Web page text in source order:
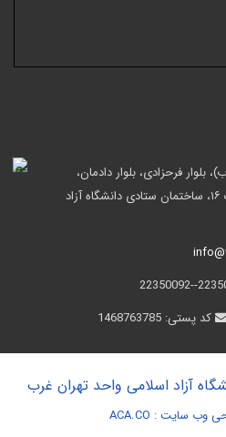
فرحزادی، بلوار دادمان،
درختی، کوچه ثقفی، پلاک ۱۶، ساختمان ستادی دانشگاه آزاد
کد پستی:1468763785
آزاد اسلامی واحد تهران غرب
سایت :ACA.CO